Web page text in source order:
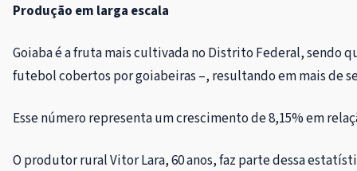
Produção em larga escala
Goiaba é a fruta mais cultivada no Distrito Federal, sendo
futebol cobertos por goiabeiras –, resultando em mais de
Esse número representa um crescimento de 8,15% em
O produtor rural Vitor Lara, 60 anos, faz parte dessa